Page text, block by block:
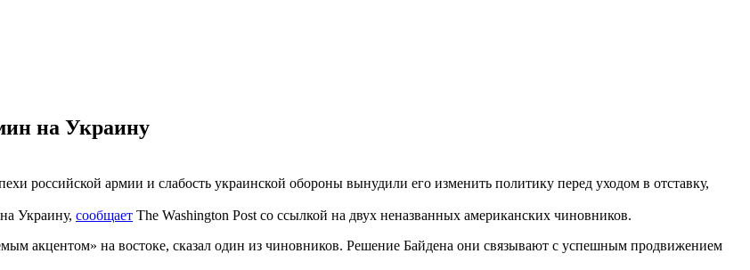
на Украину
российской армии и слабость украинской обороны вынудили его изменить политику перед уходом в отставку,
Украину, сообщает The Washington Post со ссылкой на двух неназванных американских чиновников.
акцентом» на востоке, сказал один из чиновников. Решение Байдена они связывают с успешным продвижением